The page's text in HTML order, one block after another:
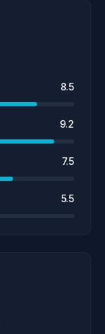
8.5
9.2
7.5
5.5